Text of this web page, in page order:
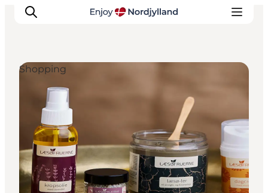
Oplevelser og aktiviteter
Planlæg din tur
Byer og steder
Guides
Det sker
For børn
Shopping